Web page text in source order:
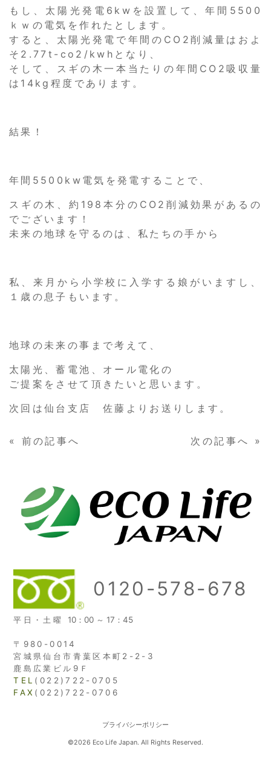
もし、太陽光発電6kwを設置して、年間5500
ｋｗの電気を作れたとします。
すると、太陽光発電で年間のCO2削減量はおよ
そ2.77t-co2/kwhとなり、
そして、スギの木一本当たりの年間CO2吸収量
は14kg程度であります。
結果！
年間5500kw電気を発電することで、
スギの木、約198本分のCO2削減効果があるの
でございます！
未来の地球を守るのは、私たちの手から
私、来月から小学校に入学する娘がいますし、
１歳の息子もいます。
地球の未来の事まで考えて、
太陽光、蓄電池、オール電化の
ご提案をさせて頂きたいと思います。
次回は仙台支店 佐藤よりお送りします。
« 前の記事へ 次の記事へ »
0120-578-678
平日・土曜 10：00 ～ 17：45
〒980-0014
宮城県仙台市青葉区本町2-2-3
鹿島広業ビル9Ｆ
TEL (022)722-0705
FAX (022)722-0706
プライバシーポリシー
©2026 Eco Life Japan. All Rights Reserved.